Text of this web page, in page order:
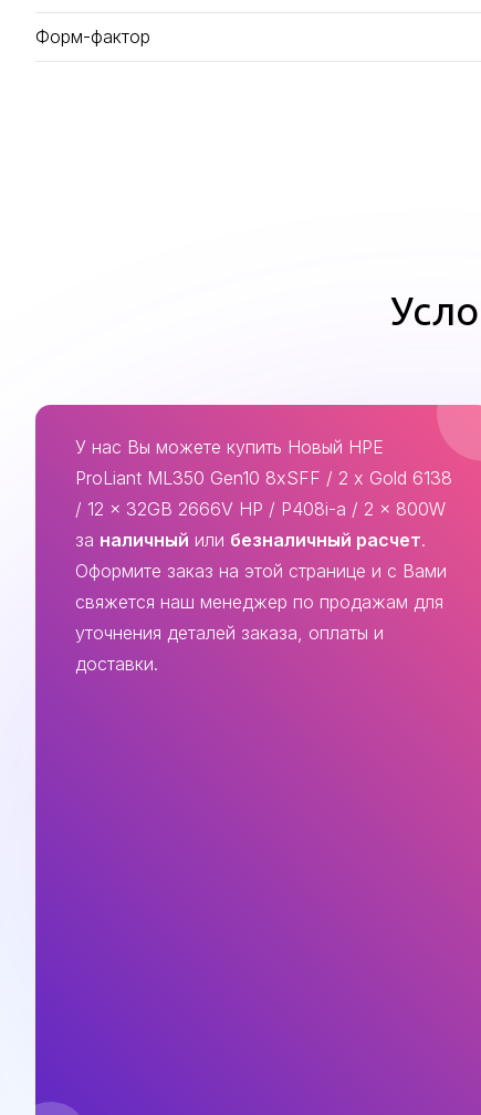
Форм-фактор
У нас Вы можете купить Новый HPE
ProLiant ML350 Gen10 8xSFF / 2 x Gold 6138
/ 12 x 32GB 2666V HP / P408i-a / 2 x 800W
за наличный или безналичный расчет.
Оформите заказ на этой странице и с Вами
свяжется наш менеджер по продажам для
уточнения деталей заказа, оплаты и
доставки.